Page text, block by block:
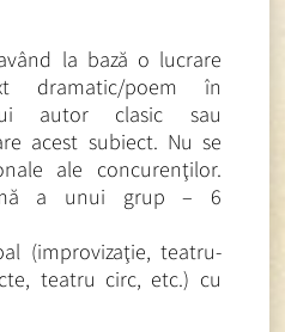
la bază o lucrare
dramatic/poem în
autor clasic sau
acest subiect. Nu se
ale concurenţilor.
a unui grup – 6
(improvizaţie, teatru-
teatru circ, etc.) cu